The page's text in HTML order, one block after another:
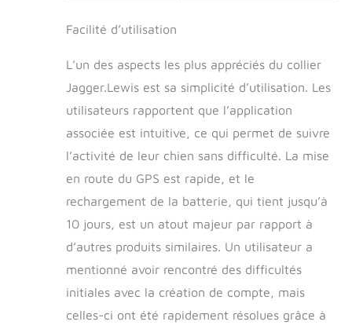
Facilité d’utilisation
L’un des aspects les plus appréciés du collier
Jagger.Lewis est sa simplicité d’utilisation. Les
utilisateurs rapportent que l’application
associée est intuitive, ce qui permet de suivre
l’activité de leur chien sans difficulté. La mise
en route du GPS est rapide, et le
rechargement de la batterie, qui tient jusqu’à
10 jours, est un atout majeur par rapport à
d’autres produits similaires. Un utilisateur a
mentionné avoir rencontré des difficultés
initiales avec la création de compte, mais
celles-ci ont été rapidement résolues grâce à